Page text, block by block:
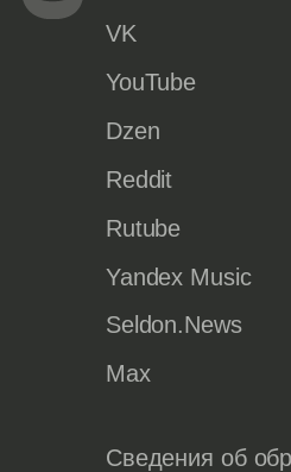
VK
YouTube
Dzen
Reddit
Rutube
Yandex Music
Seldon.News
Max
Сведения об